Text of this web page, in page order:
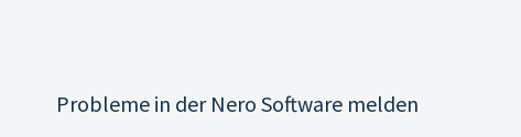
Probleme in der Nero Software melden